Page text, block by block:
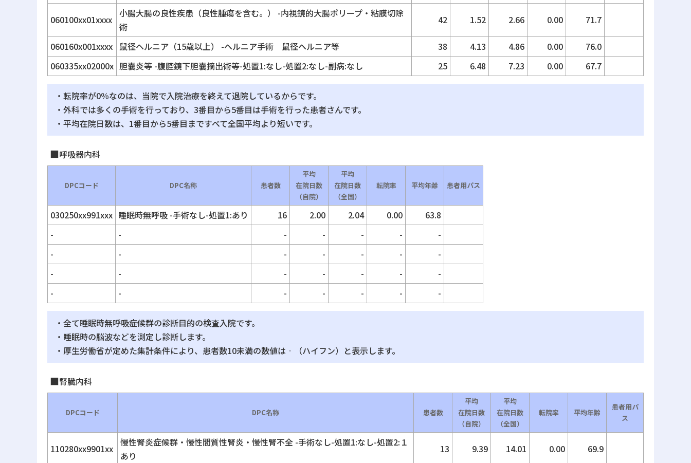
060100xx01xxxx
小腸大腸の良性疾患（良性腫瘍を含む。） -内視鏡的大腸ポリープ・粘膜切除
術
42 1.52 2.66 0.00 71.7
060160x001xxxx 鼠径ヘルニア（15歳以上） -ヘルニア手術 鼠径ヘルニア等 38 4.13 4.86 0.00
76.0
060335xx02000x 胆嚢炎等 -腹腔鏡下胆嚢摘出術等-処置1:なし-処置2:なし-副病:なし 25 6.48 7.23 0.00 67.7
・転院率が0％なのは、当院で入院治療を終えて退院しているからです。
・外科では多くの手術を行っており、3番目から5番目は手術を行った患者さんです。
・平均在院日数は、1番目から5番目まですべて全国平均より短いです。
呼吸器内科
DPCコード DPC名称 患者数
平均
在院日数
（自院）
平均
在院日数
（全国）
転院率 平均年齢 患者用パス
030250xx991xxx 睡眠時無呼吸 -手術なし-処置1:あり 16 2.00 2.04 0.00
63.8
-
- - - - -
-
-
- - - - -
-
-
- - - - -
-
-
- - - - - -
・全て睡眠時無呼吸症候群の診断目的の検査入院です。
・睡眠時の脳波などを測定し診断します。
・厚生労働省が定めた集計条件により、患者数10未満の数値は‐（ハイフン）と表示します。
腎臓内科
DPCコード DPC名称 患者数
平均
在院日数
（自院）
平均
在院日数
（全国）
転院率 平均年齢
患者用パ
ス
110280xx9901xx
慢性腎炎症候群・慢性間質性腎炎・慢性腎不全 -手術なし-処置1:なし-処置2:１
あり
13 9.39 14.01 0.00 69.9